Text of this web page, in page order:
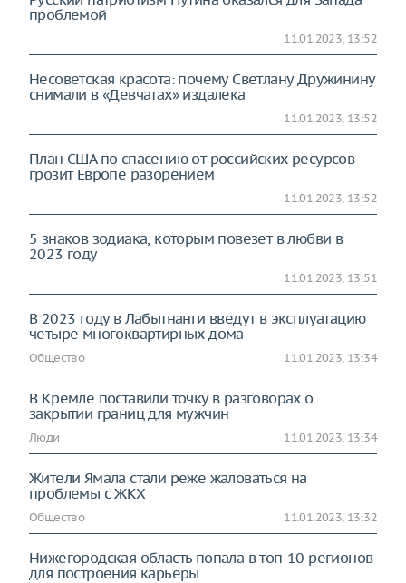
проблемой
11.01.2023, 13:52
Несоветская красота: почему Светлану Дружинину
снимали в «Девчатах» издалека
11.01.2023, 13:52
План США по спасению от российских ресурсов
грозит Европе разорением
11.01.2023, 13:52
5 знаков зодиака, которым повезет в любви в
2023 году
11.01.2023, 13:51
В 2023 году в Лабытнанги введут в эксплуатацию
четыре многоквартирных дома
Общество 11.01.2023, 13:34
В Кремле поставили точку в разговорах о
закрытии границ для мужчин
Люди 11.01.2023, 13:34
Жители Ямала стали реже жаловаться на
проблемы с ЖКХ
Общество 11.01.2023, 13:32
Нижегородская область попала в топ-10 регионов
для построения карьеры